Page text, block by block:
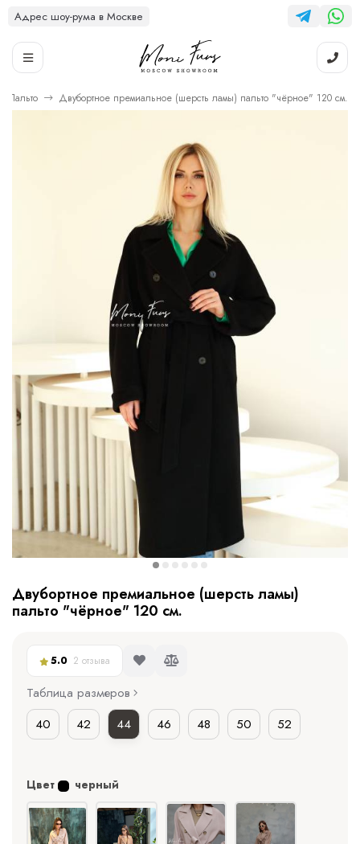
Адрес шоу-рума в Москве
Пальто Двубортное премиальное (шерсть ламы) пальто "чёрное" 120 см.
Двубортное премиальное (шерсть ламы)
пальто "чёрное" 120 см.
5.0 2 отзыва
Таблица размеров
40
42 44 46 48 50 52
Цвет черный